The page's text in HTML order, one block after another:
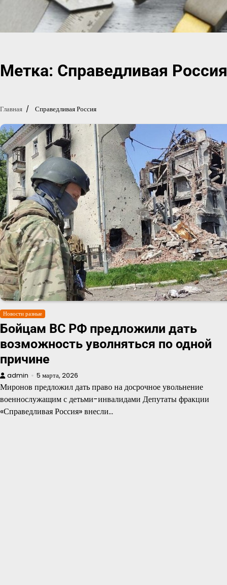
содержимому
Метка: Справедливая Россия
Главная Справедливая Россия
Новости разные
Бойцам ВС РФ предложили дать
возможность уволняться по одной
причине
admin 5 марта, 2026
Миронов предложил дать право на досрочное увольнение
военнослужащим с детьми-инвалидами Депутаты фракции
«Справедливая Россия» внесли…